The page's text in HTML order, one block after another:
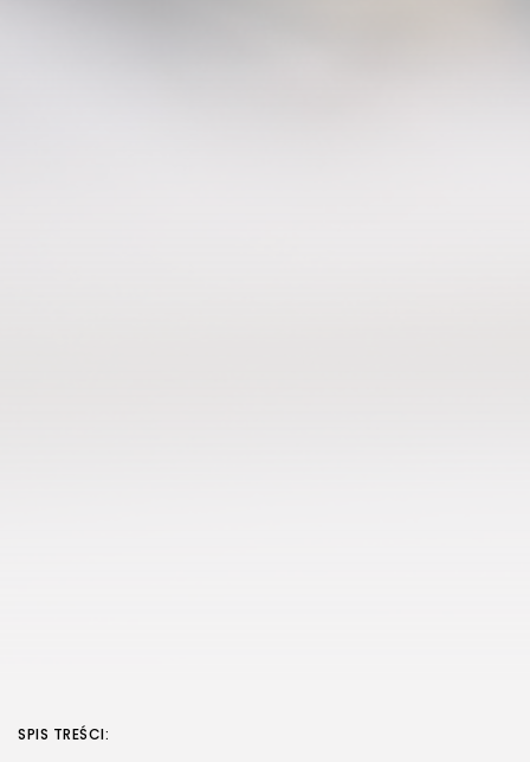
SPIS TREŚCI: